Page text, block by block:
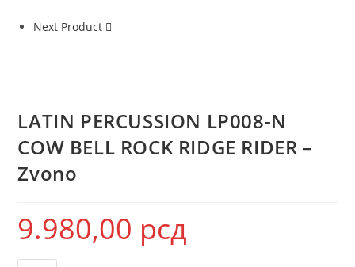
Next Product
LATIN PERCUSSION LP008-N
COW BELL ROCK RIDGE RIDER –
Zvono
9.980,00 рсд